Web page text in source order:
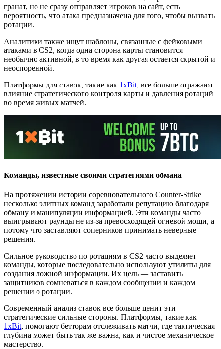
гранат, но не сразу отправляет игроков на сайт, есть
вероятность, что атака предназначена для того, чтобы вызвать
ротации.
Аналитики также ищут шаблоны, связанные с фейковыми
атаками в CS2, когда одна сторона карты становится
необычно активной, в то время как другая остается скрытой и
неоспоренной.
Платформы для ставок, такие как 1xBit, все больше отражают
влияние стратегического контроля карты и давления ротаций
во время живых матчей.
Команды, известные своими стратегиями обмана
На протяжении истории соревновательного Counter-Strike
несколько элитных команд заработали репутацию благодаря
обману и манипуляции информацией. Эти команды часто
выигрывают раунды не из-за превосходящей огневой мощи, а
потому что заставляют соперников принимать неверные
решения.
Сильное руководство по ротациям в CS2 часто выделяет
команды, которые последовательно используют утилиты для
создания ложной информации. Их цель — заставить
защитников сомневаться в каждом сообщении и каждом
решении о ротации.
Современный анализ ставок все больше ценит эти
стратегические сильные стороны. Платформы, такие как
1xBit, помогают бетторам отслеживать матчи, где тактическая
глубина может быть так же важна, как и чистое механическое
мастерство.